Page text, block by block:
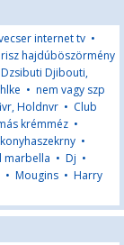
internet tv •
hajdúböszörmény
Dzsibuti Djibouti,
• nem vagy szp
Holdnvr • Club
krémméz •
•
marbella • Dj •
• Mougins • Harry